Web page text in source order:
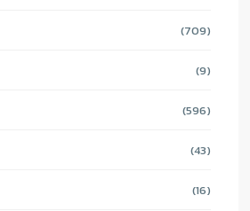
(709)
(9)
(596)
(43)
(16)